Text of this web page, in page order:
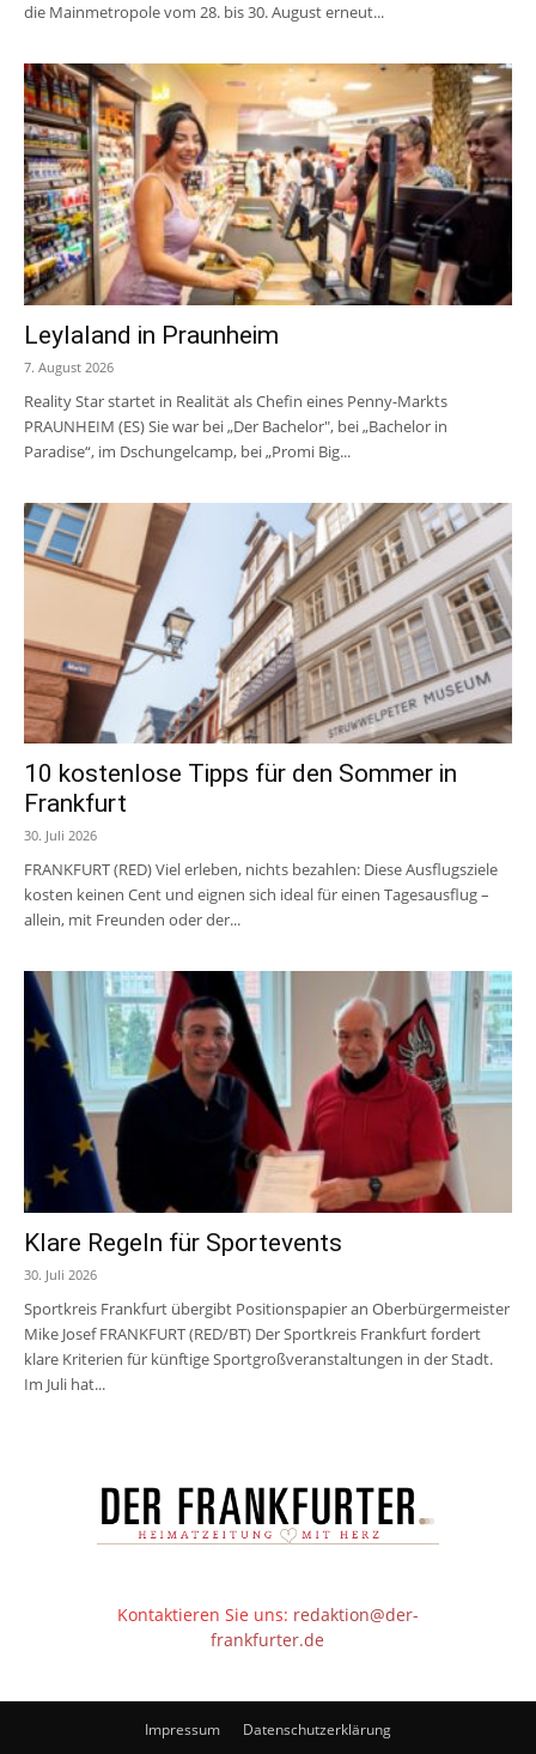
die Mainmetropole vom 28. bis 30. August erneut...
Leylaland in Praunheim
7. August 2026
Reality Star startet in Realität als Chefin eines Penny-Markts
PRAUNHEIM (ES) Sie war bei „Der Bachelor", bei „Bachelor in
Paradise“, im Dschungelcamp, bei „Promi Big...
10 kostenlose Tipps für den Sommer in
Frankfurt
30. Juli 2026
FRANKFURT (RED) Viel erleben, nichts bezahlen: Diese Ausflugsziele
kosten keinen Cent und eignen sich ideal für einen Tagesausflug –
allein, mit Freunden oder der...
Klare Regeln für Sportevents
30. Juli 2026
Sportkreis Frankfurt übergibt Positionspapier an Oberbürgermeister
Mike Josef FRANKFURT (RED/BT) Der Sportkreis Frankfurt fordert
klare Kriterien für künftige Sportgroßveranstaltungen in der Stadt.
Im Juli hat...
Kontaktieren Sie uns: redaktion@der-
frankfurter.de
Impressum Datenschutzerklärung